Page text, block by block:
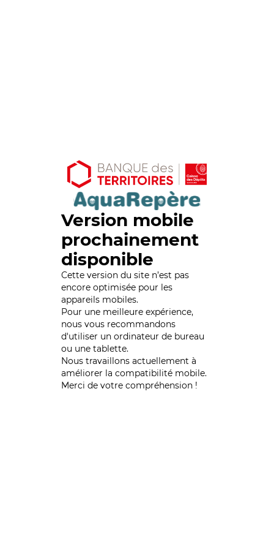
Version mobile
prochainement
disponible
Cette version du site n’est pas
encore optimisée pour les
appareils mobiles.
Pour une meilleure expérience,
nous vous recommandons
d'utiliser un ordinateur de bureau
ou une tablette.
Nous travaillons actuellement à
améliorer la compatibilité mobile.
Merci de votre compréhension !